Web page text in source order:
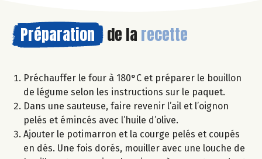
Préparation de la recette
Préchauffer le four à 180°C et préparer le bouillon
de légume selon les instructions sur le paquet.
Dans une sauteuse, faire revenir l’ail et l’oignon
pelés et émincés avec l’huile d’olive.
Ajouter le potimarron et la courge pelés et coupés
en dés. Une fois dorés, mouiller avec une louche de